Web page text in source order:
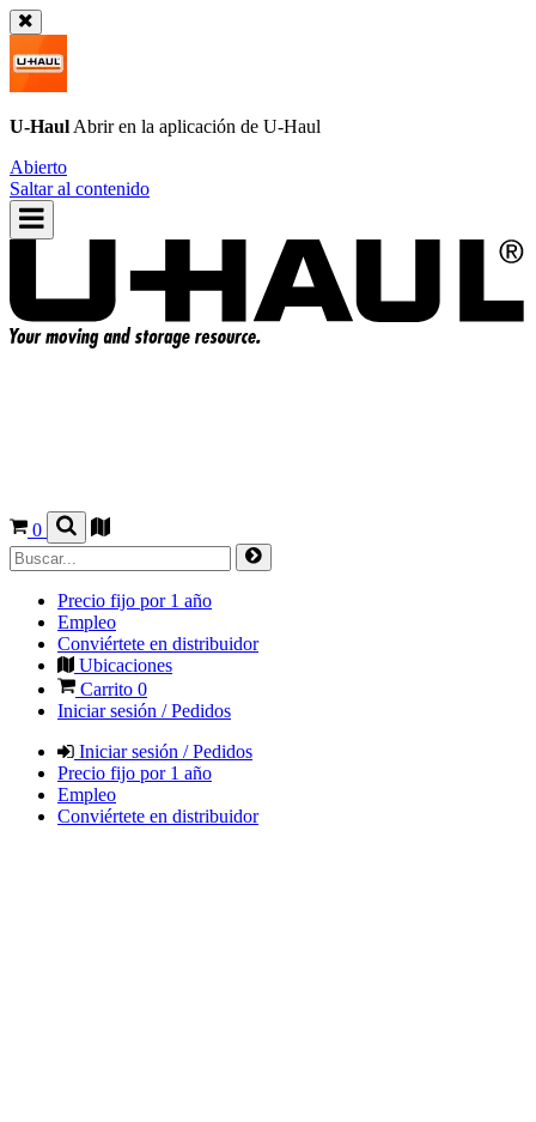
U-Haul Abrir en la aplicación de U-Haul
Abierto
Saltar al contenido
0
Precio fijo por 1 año
Empleo
Conviértete en distribuidor
Ubicaciones
Carrito 0
Iniciar sesión / Pedidos
Iniciar sesión / Pedidos
Precio fijo por 1 año
Empleo
Conviértete en distribuidor